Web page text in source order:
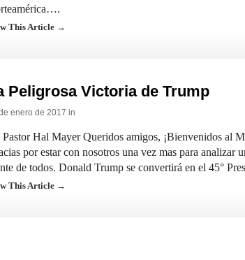
This Article →
Peligrosa Victoria de Trump
enero de 2017 in
Hal Mayer Queridos amigos, ¡Bienvenidos al
por estar con nosotros una vez mas para analizar
de todos. Donald Trump se convertirá en el 45°
This Article →